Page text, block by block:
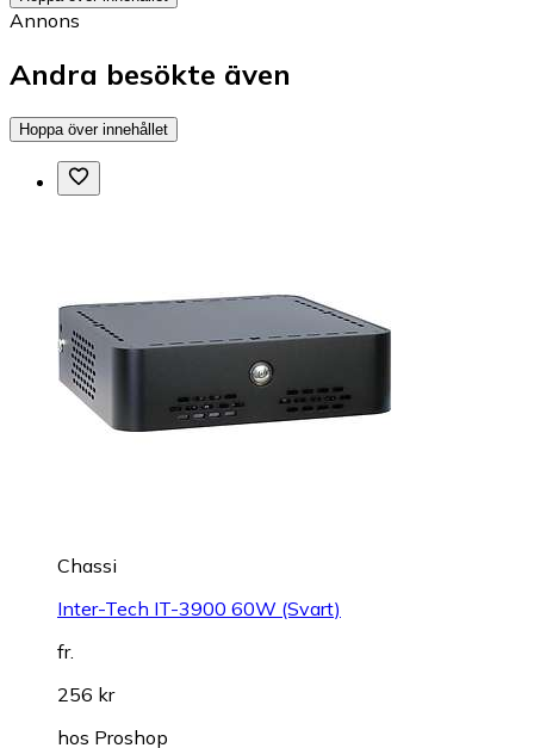
Annons
Andra besökte även
Hoppa över innehållet
Chassi
Inter-Tech IT-3900 60W (Svart)
fr.
256 kr
hos Proshop